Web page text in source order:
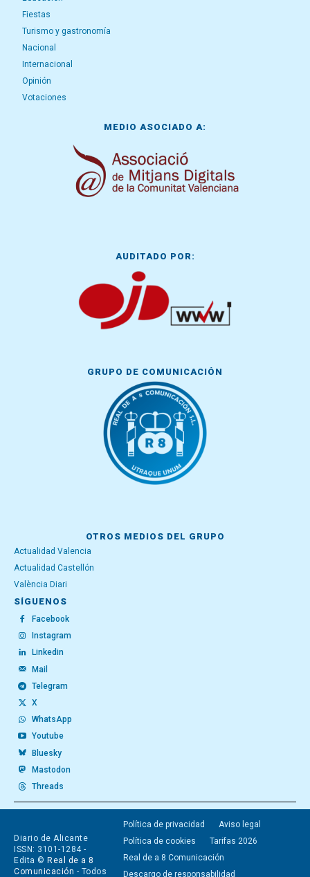
Fiestas
Turismo y gastronomía
Nacional
Internacional
Opinión
Votaciones
MEDIO ASOCIADO A:
AUDITADO POR:
GRUPO DE COMUNICACIÓN
OTROS MEDIOS DEL GRUPO
Actualidad Valencia
Actualidad Castellón
València Diari
SÍGUENOS
Facebook
Instagram
Linkedin
Mail
Telegram
X
WhatsApp
Youtube
Bluesky
Mastodon
Threads
Diario de Alicante
ISSN: 3101-1284 -
Edita © Real de a 8
Comunicación - Todos
Política de privacidad
Aviso legal
Política de cookies
Tarifas 2026
Real de a 8 Comunicación
Descargo de responsabilidad